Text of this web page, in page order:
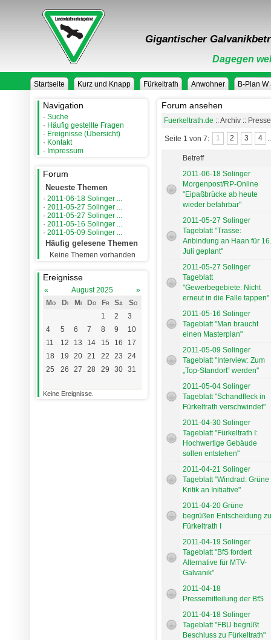
Gigantischer
Dagegen
Startseite Kurz und Knapp Fürkeltrath Anwohner B-Plan W
Navigation
· Suche
· Häufig gestellte Fragen
· Ereignisse (Übersicht)
· Kontakt
· Impressum
Forum
Neueste Themen
· 2011-06-18 Solinger ...
· 2011-05-27 Solinger ...
· 2011-05-27 Solinger ...
· 2011-05-16 Solinger ...
· 2011-05-09 Solinger ...
Häufig gelesene Themen
Keine Themen vorhanden
Ereignisse
« August 2025
»
Mo
Di Mi Do Fr Sa
So
1
2
3
4
5 6 7 8 9
10
11
12 13 14 15 16
17
18
19 20 21 22 23
24
25
26 27 28 29 30 31
Keine Ereignisse.
Forum ansehen
Fuerkeltrath.de :: Archiv ::
Seite 1 von 7: 1 2 3 4
Betreff
2011-06-18 Solinger
Morgenpost/RP-Online
"Eipaßbrücke ab heute
wieder befahrbar"
2011-05-27 Solinger
Tageblatt "Trasse:
Anbindung an Haan für 16.
Juli geplant"
2011-05-27 Solinger
Tageblatt
"Gewerbegebiete: Nicht
erneut in die Falle tappen"
2011-05-16 Solinger
Tageblatt "Man braucht
einen Masterplan"
2011-05-09 Solinger
Tageblatt "Interview: Zum
„Top-Standort“ werden"
2011-05-04 Solinger
Tageblatt "Schandfleck in
Fürkeltrath verschwindet"
2011-04-30 Solinger
Tageblatt "Fürkeltrath I:
Hochwertige Gebäude
sollen entstehen"
2011-04-21 Solinger
Tageblatt "Windrad: Grüne
Kritik an Initiative"
2011-04-20 Grüne
begrüßen Entscheidung zu
Fürkeltrath I
2011-04-19 Solinger
Tageblatt "BfS fordert
Alternative für MTV-
Galvanik"
2011-04-18
Pressemitteilung der BfS
2011-04-18 Solinger
Tageblatt "FBU begrüßt
Beschluss zu Fürkeltrath"